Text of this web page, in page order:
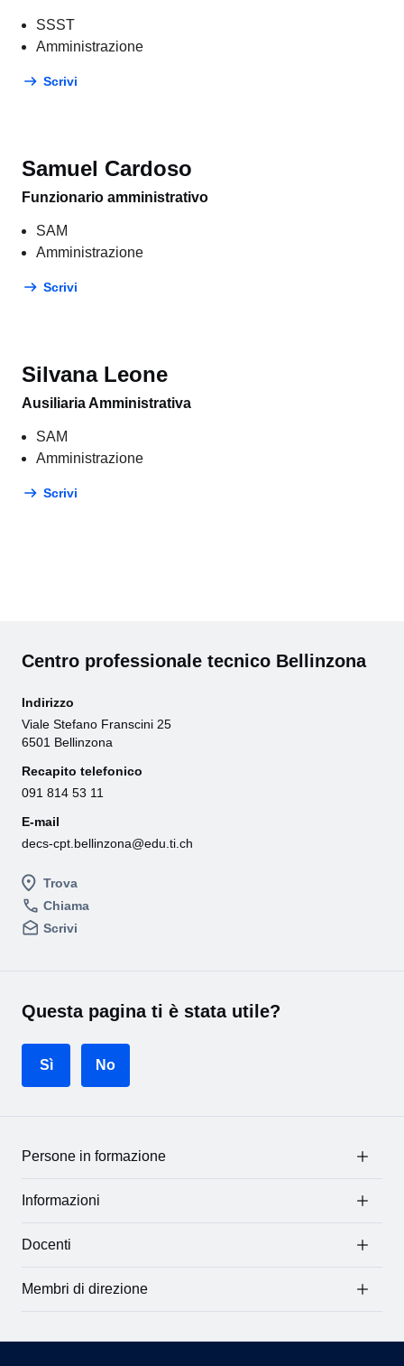
SSST
Amministrazione
Scrivi
Samuel Cardoso
Funzionario amministrativo
SAM
Amministrazione
Scrivi
Silvana Leone
Ausiliaria Amministrativa
SAM
Amministrazione
Scrivi
Centro professionale tecnico Bellinzona
Trova
Chiama
Scrivi
Indirizzo
Viale Stefano Franscini 25
6501 Bellinzona
Recapito telefonico
091 814 53 11
E-mail
decs-cpt.bellinzona@edu.ti.ch
Questa pagina ti è stata utile?
Sì No
Persone in formazione
Informazioni
Docenti
Membri di direzione